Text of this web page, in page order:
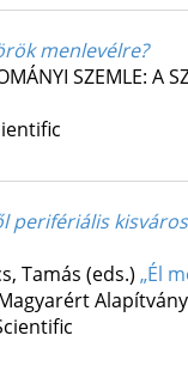
menlevélre?
SZEMLE: A
perifériális
Tamás (eds.) „Él
Alapítvány